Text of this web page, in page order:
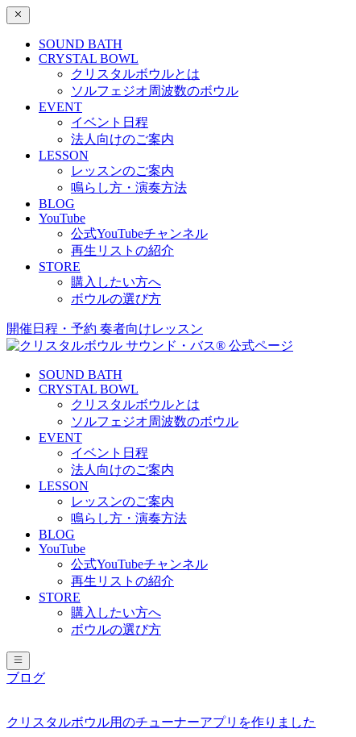
SOUND BATH
CRYSTAL BOWL
クリスタルボウルとは
ソルフェジオ周波数のボウル
EVENT
イベント日程
法人向けのご案内
LESSON
レッスンのご案内
鳴らし方・演奏方法
BLOG
YouTube
公式YouTubeチャンネル
再生リストの紹介
STORE
購入したい方へ
ボウルの選び方
開催日程・予約 奏者向けレッスン
SOUND BATH
CRYSTAL BOWL
クリスタルボウルとは
ソルフェジオ周波数のボウル
EVENT
イベント日程
法人向けのご案内
LESSON
レッスンのご案内
鳴らし方・演奏方法
BLOG
YouTube
公式YouTubeチャンネル
再生リストの紹介
STORE
購入したい方へ
ボウルの選び方
ブログ
クリスタルボウル用のチューナーアプリを作りました